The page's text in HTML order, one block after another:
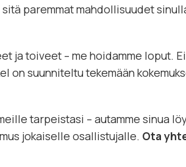
paremmat mahdollisuudet
ja toiveet – me hoidamme loput.
on suunniteltu tekemään
tarpeistasi – autamme sinua
jokaiselle osallistujalle. Ota